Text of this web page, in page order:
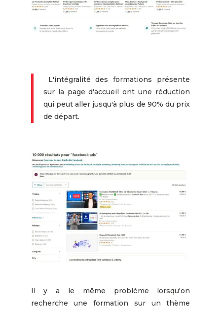
L'intégralité des formations présente
sur la page d'accueil ont une réduction
qui peut aller jusqu'à plus de 90% du prix
de départ.
Il y a le même problème lorsqu'on
recherche une formation sur un thème